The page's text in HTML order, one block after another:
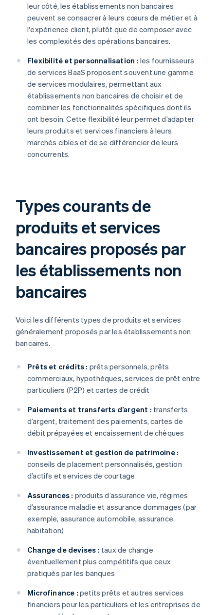
leur côté, les établissements non bancaires
peuvent se consacrer à leurs cœurs de métier et à
l'expérience client, plutôt que de composer avec
les complexités des opérations bancaires.
Flexibilité et personnalisation : les fournisseurs
de services BaaS proposent souvent une gamme
de services modulaires, permettant aux
établissements non bancaires de choisir et de
combiner les fonctionnalités spécifiques dont ils
ont besoin. Cette flexibilité leur permet d’adapter
leurs produits et services financiers à leurs
marchés cibles et de se différencier de leurs
concurrents.
Types courants de
produits et services
bancaires proposés par
les établissements non
bancaires
Voici les différents types de produits et services
généralement proposés par les établissements non
bancaires.
Prêts et crédits : prêts personnels, prêts
commerciaux, hypothèques, services de prêt entre
particuliers (P2P) et cartes de crédit
Paiements et transferts d’argent : transferts
d’argent, traitement des paiements, cartes de
débit prépayées et encaissement de chèques
Investissement et gestion de patrimoine :
conseils de placement personnalisés, gestion
d’actifs et services de courtage
Assurances : produits d’assurance vie, régimes
d’assurance maladie et assurance dommages (par
exemple, assurance automobile, assurance
habitation)
Change de devises : taux de change
éventuellement plus compétitifs que ceux
pratiqués par les banques
Microfinance : petits prêts et autres services
financiers pour les particuliers et les entreprises de